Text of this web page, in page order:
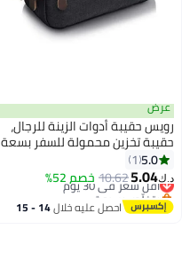
عرض
رويس حقيبة أدوات الزينة للرجال،
حقيبة تخزين محمولة للسفر بسعة
كبيرة، حقيبة مكياج مقاومة للماء
بسحاب مزدوج لرحلات العمل، منظم
أدوات الزينة المحمول متعدد
الوظائف، أسود
5.0
1
د.ك‏5.04
10.62خصم 52% أقل سعر في 30 يوم
بتخلّص بسرعة
أقل سعر في 30 يوماحصل عليه خلال 14 - 15